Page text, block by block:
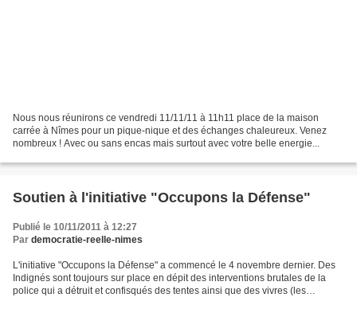
Nous nous réunirons ce vendredi 11/11/11 à 11h11 place de la maison
carrée à Nîmes pour un pique-nique et des échanges chaleureux. Venez
nombreux ! Avec ou sans encas mais surtout avec votre belle energie...
Soutien à l'initiative "Occupons la Défense"
Publié le 10/11/2011 à 12:27
Par democratie-reelle-nimes
L'initiative "Occupons la Défense" a commencé le 4 novembre dernier. Des
Indignés sont toujours sur place en dépit des interventions brutales de la
police qui a détruit et confisqués des tentes ainsi que des vivres (les